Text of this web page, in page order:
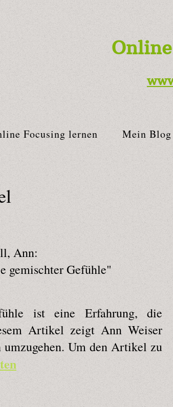
Focusing lernen Mein Blog
Ann:
gemischter Gefühle"
ist eine Erfahrung, die
Artikel zeigt Ann Weiser
Um den Artikel zu